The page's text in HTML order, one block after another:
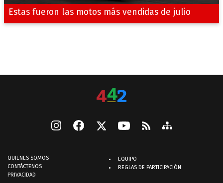
Estas fueron las motos más vendidas de julio
QUIENES SOMOS
CONTÁCTENOS
PRIVACIDAD
EQUIPO
REGLAS DE PARTICIPACIÓN